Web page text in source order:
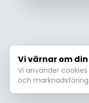
Vi värnar om
Vi använder
och marknadsföring.